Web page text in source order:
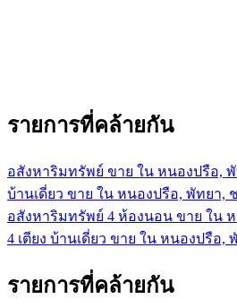
รายการที่คล้ายกัน
อสังหาริมทรัพย์ ขาย ใน หนองปรือ,
บ้านเดี่ยว ขาย ใน หนองปรือ, พัทยา,
อสังหาริมทรัพย์ 4 ห้องนอน ขาย ใน
4 เตียง บ้านเดี่ยว ขาย ใน หนองปรือ,
รายการที่คล้ายกัน